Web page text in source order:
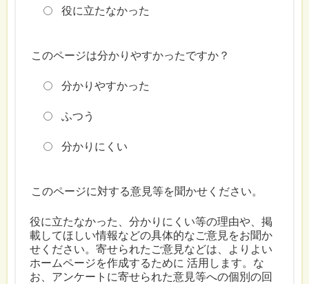
役に立たなかった
このページは分かりやすかったですか？
分かりやすかった
ふつう
分かりにくい
このページに対する意見等を聞かせください。
役に立たなかった、分かりにくい等の理由や、掲
載してほしい情報などの具体的なご意見をお聞か
せください。寄せられたご意見などは、よりよい
ホームページを作成するために 活用します。な
お、アンケートに寄せられた意見等への個別の回